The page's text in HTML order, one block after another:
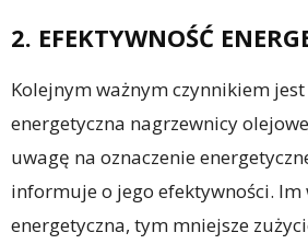
2. EFEKTYWNOŚĆ
Kolejnym ważnym czynnikiem
energetyczna nagrzewnicy
uwagę na oznaczenie
informuje o jego efektywności. Im
energetyczna, tym mniejsze